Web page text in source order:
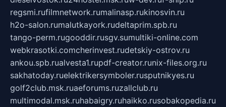
regsmi.rufilmnetwork.rumalinasp.rukinosvin.ru
h2o-salon.rumalutkayork.rudeltaprim.spb.ru
tango-perm.rugooddir.rusgv.sumultiki-online.com
webkrasotki.comcherinvest.rudetskiy-ostrov.ru
ankou.spb.rualvesta1.rupdf-creator.runix-files.org.ru
sakhatoday.ruelektrikersymboler.rusputnikyes.ru
golf2club.msk.ruaeforums.ruzallclub.ru
multimodal.msk.ruhabaigry.ruhaikko.rusobakopedia.ru